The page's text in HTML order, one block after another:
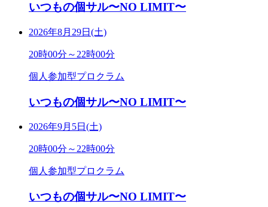
いつもの個サル〜NO LIMIT〜
2026年8月29日(土)
20時00分～22時00分
個人参加型プロクラム
いつもの個サル〜NO LIMIT〜
2026年9月5日(土)
20時00分～22時00分
個人参加型プロクラム
いつもの個サル〜NO LIMIT〜